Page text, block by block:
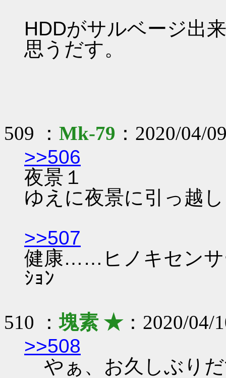
HDDがサルベージ出
思うだす。
509 ： Mk-79 ：2020/04/
>>506
夜景１
ゆえに夜景に引っ越
>>507
健康……ヒノキセンサ
ｼｮﾝ
510 ：塊素 ★：2020/04/
>>508
やぁ、お久しぶり